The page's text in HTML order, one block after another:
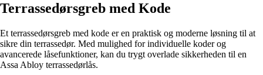
Terrassedørsgreb med Kode
Et terrassedørsgreb med kode er en praktisk og moderne løsning til at
sikre din terrassedør. Med mulighed for individuelle koder og
avancerede låsefunktioner, kan du trygt overlade sikkerheden til en
Assa Abloy terrassedørlås.